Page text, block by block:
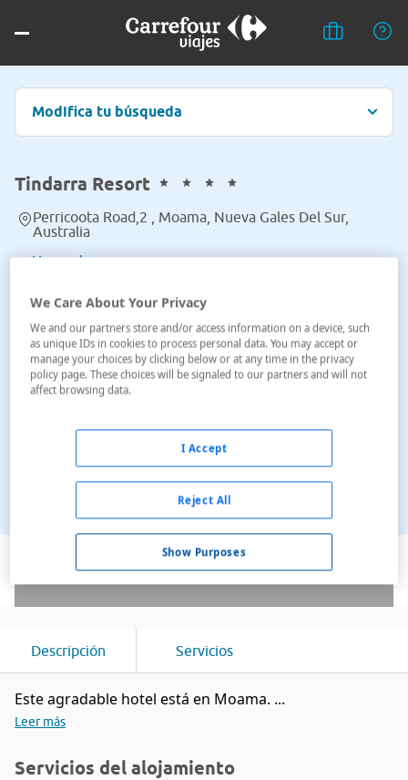
Modifica tu búsqueda
Tindarra Resort
Perricoota Road,2 , Moama, Nueva Gales Del Sur,
Australia
Ver en el mapa
Ver en el mapa
Descripción Servicios
Este agradable hotel está en Moama. ...
Leer más
Servicios del alojamiento
We Care About Your Privacy
We and our partners store and/or access information on a device, such
as unique IDs in cookies to process personal data. You may accept or
manage your choices by clicking below or at any time in the privacy
policy page. These choices will be signaled to our partners and will not
affect browsing data.
Show Purposes
Reject All
I Accept